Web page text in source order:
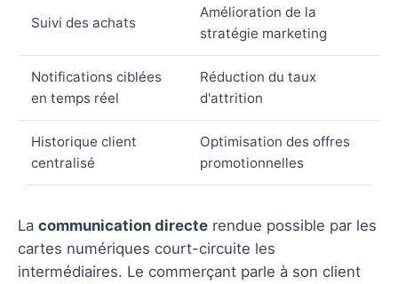
Suivi des achats
Amélioration de la
stratégie marketing
Notifications ciblées
en temps réel
Réduction du taux
d'attrition
Historique client
centralisé
Optimisation des offres
promotionnelles
La communication directe rendue possible par les
cartes numériques court-circuite les
intermédiaires. Le commerçant parle à son client